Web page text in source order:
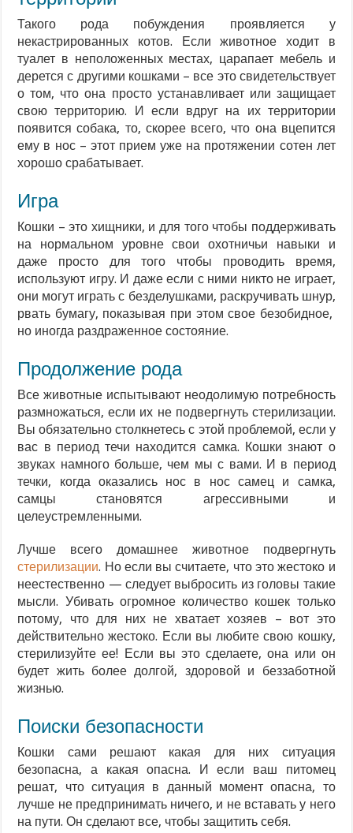
Такого рода побуждения проявляется у
некастрированных котов. Если животное ходит в
туалет в неположенных местах, царапает мебель и
дерется с другими кошками – все это свидетельствует
о том, что она просто устанавливает или защищает
свою территорию. И если вдруг на их территории
появится собака, то, скорее всего, что она вцепится
ему в нос – этот прием уже на протяжении сотен лет
хорошо срабатывает.
Игра
Кошки – это хищники, и для того чтобы поддерживать
на нормальном уровне свои охотничьи навыки и
даже просто для того чтобы проводить время,
используют игру. И даже если с ними никто не играет,
они могут играть с безделушками, раскручивать шнур,
рвать бумагу, показывая при этом свое безобидное,
но иногда раздраженное состояние.
Продолжение рода
Все животные испытывают неодолимую потребность
размножаться, если их не подвергнуть стерилизации.
Вы обязательно столкнетесь с этой проблемой, если у
вас в период течи находится самка. Кошки знают о
звуках намного больше, чем мы с вами. И в период
течки, когда оказались нос в нос самец и самка,
самцы становятся агрессивными и
целеустремленными.
Лучше всего домашнее животное подвергнуть
стерилизации. Но если вы считаете, что это жестоко и
неестественно — следует выбросить из головы такие
мысли. Убивать огромное количество кошек только
потому, что для них не хватает хозяев – вот это
действительно жестоко. Если вы любите свою кошку,
стерилизуйте ее! Если вы это сделаете, она или он
будет жить более долгой, здоровой и беззаботной
жизнью.
Поиски безопасности
Кошки сами решают какая для них ситуация
безопасна, а какая опасна. И если ваш питомец
решат, что ситуация в данный момент опасна, то
лучше не предпринимать ничего, и не вставать у него
на пути. Он сделают все, чтобы защитить себя.